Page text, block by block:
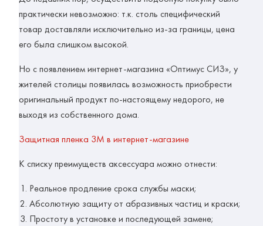
практически невозможно: т.к. столь специфический
товар доставляли исключительно из-за границы, цена
его была слишком высокой.
Но с появлением интернет-магазина «Оптимус СИЗ», у
жителей столицы появилась возможность приобрести
оригинальный продукт по-настоящему недорого, не
выходя из собственного дома.
Защитная пленка 3M в интернет-магазине
К списку преимуществ аксессуара можно отнести:
Реальное продление срока службы маски;
Абсолютную защиту от абразивных частиц и краски;
Простоту в установке и последующей замене;